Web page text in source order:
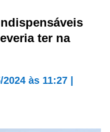
ter na
2024 às 11:27|